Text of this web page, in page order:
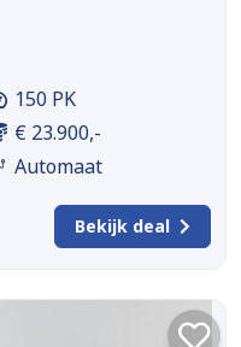
150 PK
€ 23.900,-
Automaat
Bekijk deal